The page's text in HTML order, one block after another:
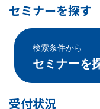
セミナーを探す
検索条件から
セミナーを
受付状況